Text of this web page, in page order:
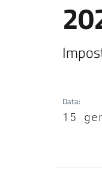
Data:
15